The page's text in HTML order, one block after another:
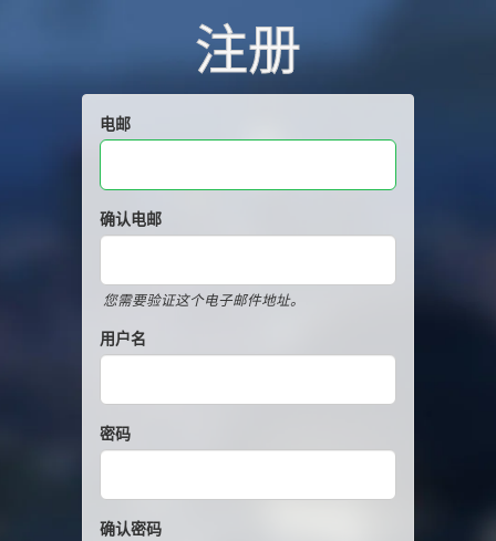
注册
电邮
确认电邮
您需要验证这个电子邮件地址。
用户名
密码
确认密码